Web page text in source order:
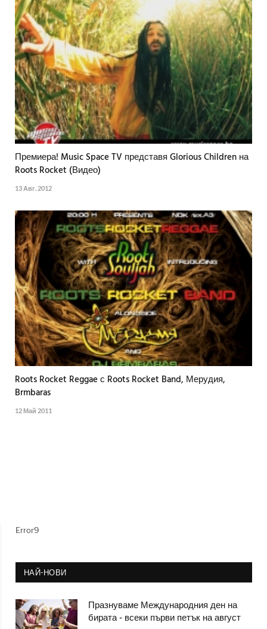
Премиера! Music Space TV представя Glorious Children на
Roots Rocket (Видео)
13 Авг. 2012
Roots Rocket Reggae с Roots Rocket Band, Мерудия,
Brmbaras
12 Май 2011
Error9
НАЙ-НОВИ
Празнуваме Международния ден на
бирата - всеки първи петък на август